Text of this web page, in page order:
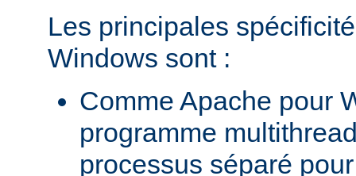
Les principales
Windows sont :
Comme Apache pour
programme
processus séparé